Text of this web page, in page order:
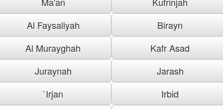
Al Faysaliyah
Birayn
Al Murayghah
Kafr Asad
Juraynah
Jarash
`Irjan
Irbid